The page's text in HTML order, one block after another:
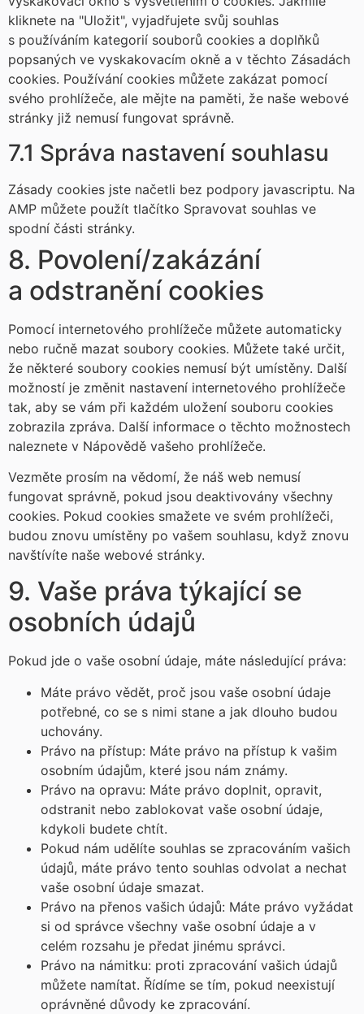
kliknete na "Uložit", vyjadřujete svůj souhlas
s používáním kategorií souborů cookies a doplňků
popsaných ve vyskakovacím okně a v těchto Zásadách
cookies. Používání cookies můžete zakázat pomocí
svého prohlížeče, ale mějte na paměti, že naše webové
stránky již nemusí fungovat správně.
7.1 Správa nastavení souhlasu
Zásady cookies jste načetli bez podpory javascriptu. Na
AMP můžete použít tlačítko Spravovat souhlas ve
spodní části stránky.
8. Povolení/zakázání
a odstranění cookies
Pomocí internetového prohlížeče můžete automaticky
nebo ručně mazat soubory cookies. Můžete také určit,
že některé soubory cookies nemusí být umístěny. Další
možností je změnit nastavení internetového prohlížeče
tak, aby se vám při každém uložení souboru cookies
zobrazila zpráva. Další informace o těchto možnostech
naleznete v Nápovědě vašeho prohlížeče.
Vezměte prosím na vědomí, že náš web nemusí
fungovat správně, pokud jsou deaktivovány všechny
cookies. Pokud cookies smažete ve svém prohlížeči,
budou znovu umístěny po vašem souhlasu, když znovu
navštívíte naše webové stránky.
9. Vaše práva týkající se
osobních údajů
Pokud jde o vaše osobní údaje, máte následující práva:
Máte právo vědět, proč jsou vaše osobní údaje
potřebné, co se s nimi stane a jak dlouho budou
uchovány.
Právo na přístup: Máte právo na přístup k vašim
osobním údajům, které jsou nám známy.
Právo na opravu: Máte právo doplnit, opravit,
odstranit nebo zablokovat vaše osobní údaje,
kdykoli budete chtít.
Pokud nám udělíte souhlas se zpracováním vašich
údajů, máte právo tento souhlas odvolat a nechat
vaše osobní údaje smazat.
Právo na přenos vašich údajů: Máte právo vyžádat
si od správce všechny vaše osobní údaje a v
celém rozsahu je předat jinému správci.
Právo na námitku: proti zpracování vašich údajů
můžete namítat. Řídíme se tím, pokud neexistují
oprávněné důvody ke zpracování.